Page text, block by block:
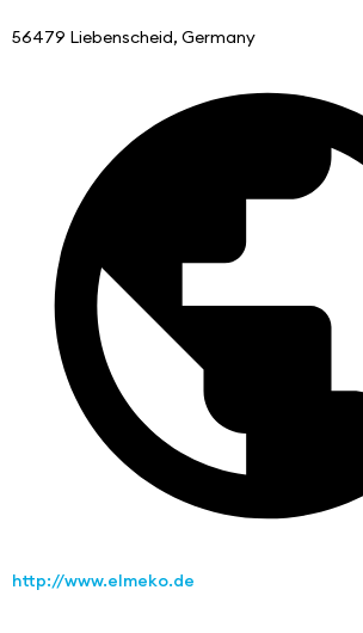
56479 Liebenscheid, Germany
http://www.elmeko.de